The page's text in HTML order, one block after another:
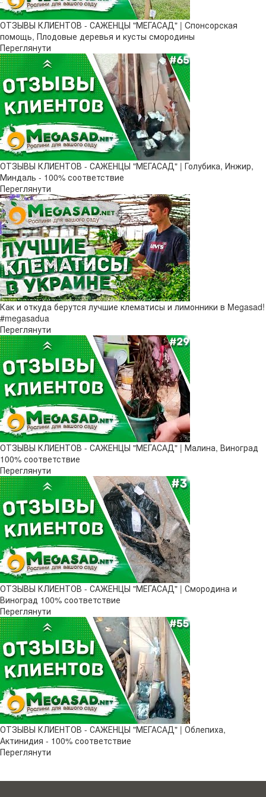
ОТЗЫВЫ КЛИЕНТОВ - САЖЕНЦЫ "МЕГАСАД" | Cпонсорская
помощь, Плодовые деревья и кусты смородины
Переглянути
ОТЗЫВЫ КЛИЕНТОВ - САЖЕНЦЫ "МЕГАСАД" | Голубика, Инжир,
Миндаль - 100% соответствие
Переглянути
Как и откуда берутся лучшие клематисы и лимонники в Megasad!
#megasadua
Переглянути
ОТЗЫВЫ КЛИЕНТОВ - САЖЕНЦЫ "МЕГАСАД" | Малина, Виноград
100% соответствие
Переглянути
ОТЗЫВЫ КЛИЕНТОВ - САЖЕНЦЫ "МЕГАСАД" | Смородина и
Виноград 100% соответствие
Переглянути
ОТЗЫВЫ КЛИЕНТОВ - САЖЕНЦЫ "МЕГАСАД" | Облепиха,
Актинидия - 100% соответствие
Переглянути